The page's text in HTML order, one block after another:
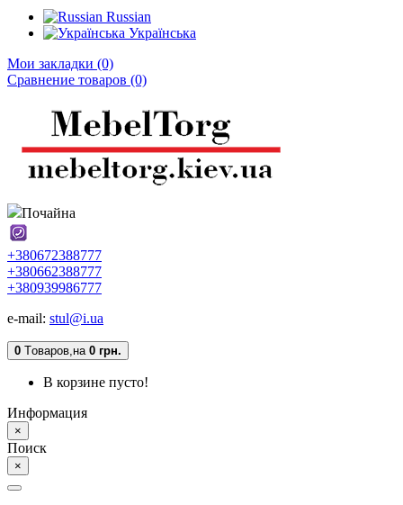
Russian
Українська
Мои закладки (0)
Сравнение товаров (0)
Почайна
+380672388777
+380662388777
+380939986777
e-mail: stul@i.ua
0 Tоваров,на 0 грн.
В корзине пусто!
Информация
×
Поиск
×